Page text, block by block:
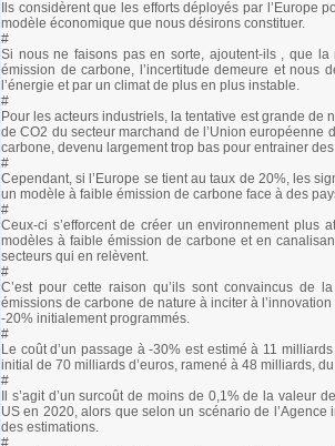
Ils considèrent que les efforts déployés par
modèle économique que nous désirons constituer.
#
Si nous ne faisons pas en sorte, ajoutent-ils , que
émission de carbone, l’incertitude demeure et nous
l’énergie et par un climat de plus en plus instable.
#
Pour les acteurs industriels, la tentative est grande de
de CO2 du secteur marchand de l’Union européenne
carbone, devenu largement trop bas pour entrainer
#
Cependant, si l’Europe se tient au taux de 20%, les
un modèle à faible émission de carbone face à des
#
Ceux-ci s’efforcent de créer un environnement plus
modèles à faible émission de carbone et en
secteurs qui en relèvent.
#
C’est pour cette raison qu’ils sont convaincus de
émissions de carbone de nature à inciter à
-20% initialement programmés.
#
Le coût d’un passage à -30% est estimé à 11
initial de 70 milliards d’euros, ramené à 48 milliards,
#
Il s’agit d’un surcoût de moins de 0,1% de la valeur
US en 2020, alors que selon un scénario de
des estimations.
#